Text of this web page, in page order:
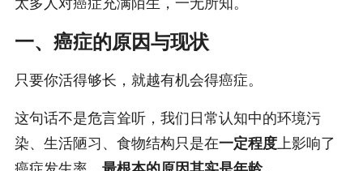
太多人对癌症充满陌生，一无所知。
一、癌症的原因与现状
只要你活得够长，就越有机会得癌症。
这句话不是危言耸听，我们日常认知中的环境污
染、生活陋习、食物结构只是在一定程度上影响了